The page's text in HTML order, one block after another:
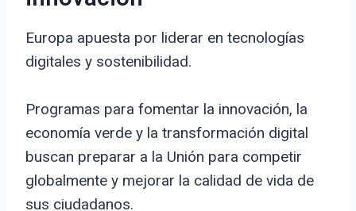
Europa apuesta por liderar en tecnologías
digitales y sostenibilidad.
Programas para fomentar la innovación, la
economía verde y la transformación digital
buscan preparar a la Unión para competir
globalmente y mejorar la calidad de vida de
sus ciudadanos.